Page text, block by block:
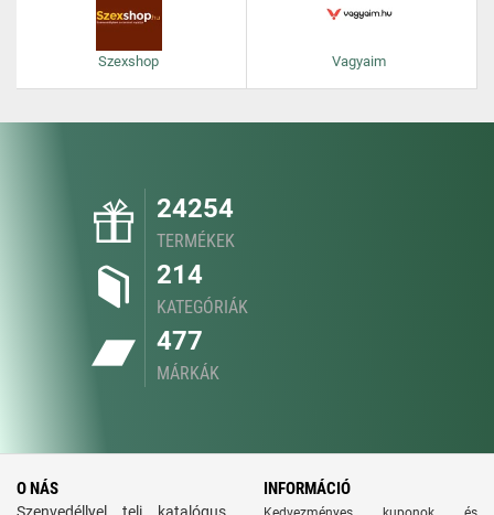
Szexshop Vagyaim
24254
TERMÉKEK
214
KATEGÓRIÁK
477
MÁRKÁK
O NÁS INFORMÁCIÓ